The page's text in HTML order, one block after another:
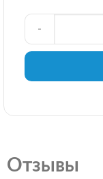
-
Отзывы